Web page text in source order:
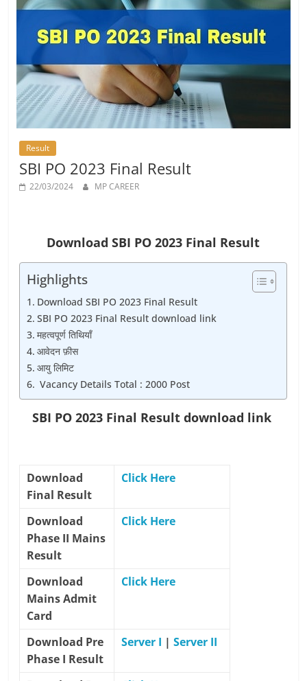
Job
Result
SBI PO 2023 Final Result
22/03/2024 MP CAREER
Download SBI PO 2023 Final Result
Highlights
Download SBI PO 2023 Final Result
SBI PO 2023 Final Result download link
महत्वपूर्ण तिथियाँ
आवेदन फ़ीस
आयु लिमिट
Vacancy Details Total : 2000 Post
SBI PO 2023 Final Result download link
Download
Final Result
Click Here
Download
Phase II Mains
Result
Click Here
Download
Mains Admit
Card
Click Here
Download Pre
Phase I Result
Server I |Server II